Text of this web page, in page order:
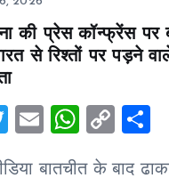
की प्रेस कॉन्फ्रेंस पर
से रिश्तों पर पड़ने
T
E
W
C
बातचीत के बाद